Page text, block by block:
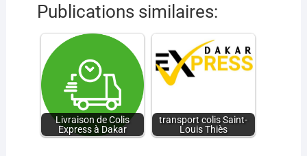
Publications similaires:
Livraison de Colis
Express à Dakar
transport colis Saint-
Louis Thiès